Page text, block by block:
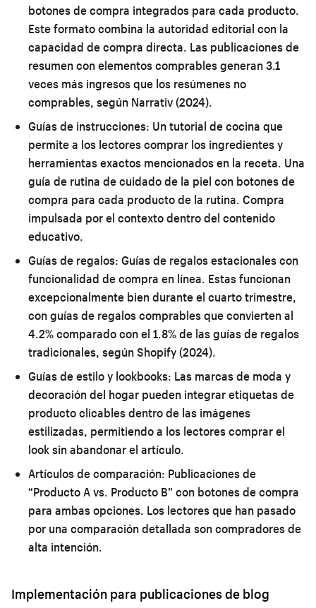
botones de compra integrados para cada producto.
Este formato combina la autoridad editorial con la
capacidad de compra directa. Las publicaciones de
resumen con elementos comprables generan 3.1
veces más ingresos que los resúmenes no
comprables, según Narrativ (2024).
Guías de instrucciones: Un tutorial de cocina que
permite a los lectores comprar los ingredientes y
herramientas exactos mencionados en la receta. Una
guía de rutina de cuidado de la piel con botones de
compra para cada producto de la rutina. Compra
impulsada por el contexto dentro del contenido
educativo.
Guías de regalos: Guías de regalos estacionales con
funcionalidad de compra en línea. Estas funcionan
excepcionalmente bien durante el cuarto trimestre,
con guías de regalos comprables que convierten al
4.2% comparado con el 1.8% de las guías de regalos
tradicionales, según Shopify (2024).
Guías de estilo y lookbooks: Las marcas de moda y
decoración del hogar pueden integrar etiquetas de
producto clicables dentro de las imágenes
estilizadas, permitiendo a los lectores comprar el
look sin abandonar el artículo.
Artículos de comparación: Publicaciones de
“Producto A vs. Producto B” con botones de compra
para ambas opciones. Los lectores que han pasado
por una comparación detallada son compradores de
alta intención.
Implementación para publicaciones de blog